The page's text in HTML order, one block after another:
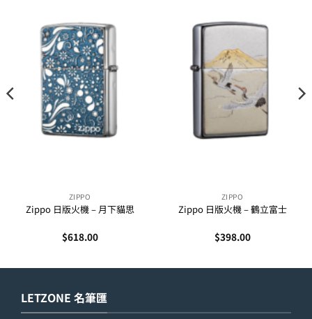
ZIPPO
Zippo 日版火機 – 月下貓思
$618.00
ZIPPO
Zippo 日版火機 – 鶴立富士
$398.00
LETZONE 名筆匯